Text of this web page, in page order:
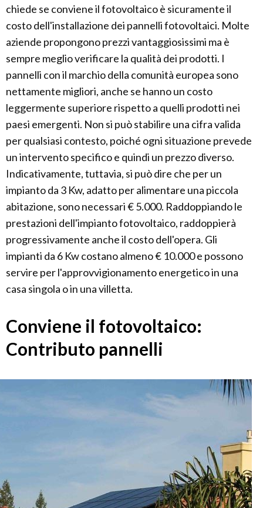
chiede se conviene il fotovoltaico è sicuramente il
costo dell'installazione dei pannelli fotovoltaici. Molte
aziende propongono prezzi vantaggiosissimi ma è
sempre meglio verificare la qualità dei prodotti. I
pannelli con il marchio della comunità europea sono
nettamente migliori, anche se hanno un costo
leggermente superiore rispetto a quelli prodotti nei
paesi emergenti. Non si può stabilire una cifra valida
per qualsiasi contesto, poiché ogni situazione prevede
un intervento specifico e quindi un prezzo diverso.
Indicativamente, tuttavia, si può dire che per un
impianto da 3 Kw, adatto per alimentare una piccola
abitazione, sono necessari € 5.000. Raddoppiando le
prestazioni dell'impianto fotovoltaico, raddoppierà
progressivamente anche il costo dell'opera. Gli
impianti da 6 Kw costano almeno € 10.000 e possono
servire per l'approvvigionamento energetico in una
casa singola o in una villetta.
Conviene il fotovoltaico:
Contributo pannelli